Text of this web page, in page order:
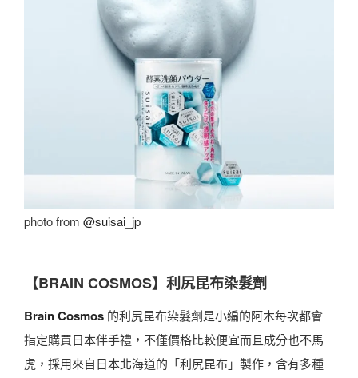
photo from @suisai_jp
【BRAIN COSMOS】利尻昆布染髮劑
Brain Cosmos 的利尻昆布染髮劑是小編的阿木每次都會
指定購買日本伴手禮，不僅價格比較便宜而且成分也不馬
虎，採用來自日本北海道的「利尻昆布」製作，含有多種